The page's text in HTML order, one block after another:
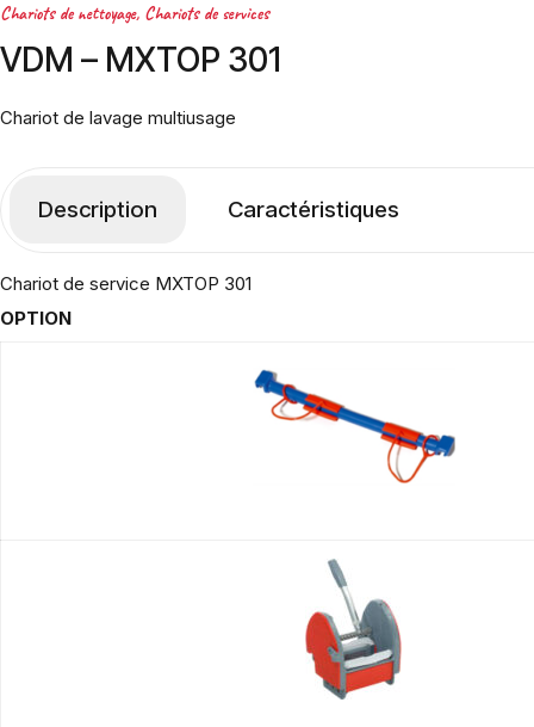
Chariots de nettoyage, Chariots de services
VDM – MXTOP 301
Chariot de lavage multiusage
Description Caractéristiques
Chariot de service MXTOP 301
OPTION